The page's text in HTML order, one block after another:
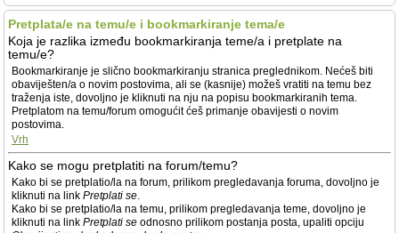
Pretplata/e na temu/e i bookmarkiranje tema/e
Koja je razlika između bookmarkiranja teme/a i pretplate na
temu/e?
Bookmarkiranje je slično bookmarkiranju stranica preglednikom. Nećeš biti
obaviješten/a o novim postovima, ali se (kasnije) možeš vratiti na temu bez
traženja iste, dovoljno je kliknuti na nju na popisu bookmarkiranih tema.
Pretplatom na temu/forum omogućit ćeš primanje obavijesti o novim
postovima.
Vrh
Kako se mogu pretplatiti na forum/temu?
Kako bi se pretplatio/la na forum, prilikom pregledavanja foruma, dovoljno je
kliknuti na link Pretplati se.
Kako bi se pretplatio/la na temu, prilikom pregledavanja teme, dovoljno je
kliknuti na link Pretplati se odnosno prilikom postanja posta, upaliti opciju